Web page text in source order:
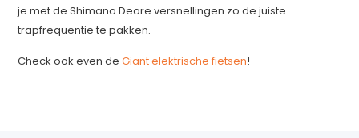
je met de Shimano Deore versnellingen zo de juiste
trapfrequentie te pakken.
Check ook even deGiant elektrische fietsen!